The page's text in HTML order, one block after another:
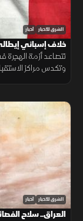
الشرق للأخبار أخبار
خلاف إسباني
تتصاعد أزمة الهجرة
وتكدس مراكز
الشرق للأخبار أخبار
العراق.. سلاح